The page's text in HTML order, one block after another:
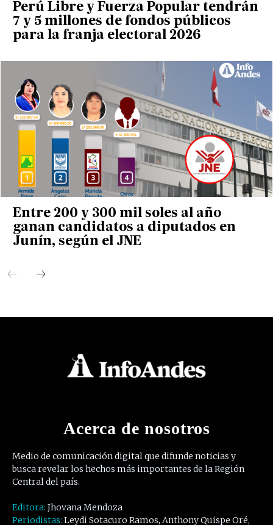
Perú Libre y Fuerza Popular tendrán
7 y 5 millones de fondos públicos
para la franja electoral 2026
Entre 200 y 300 mil soles al año
ganan candidatos a diputados en
Junín, según el JNE
Acerca de nosotros
Medio de comunicación digital que difunde noticias y
busca revelar los hechos más importantes de la Región
Central del país.
Editora: Jhovana Mendoza
Periodistas: Leydi Sotacuro Ramos, Anthony Quispe Oré,